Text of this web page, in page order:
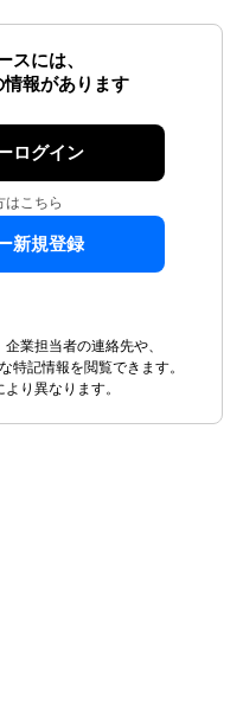
スには、
情報があります
ログイン
はこちら
新規登録
業担当者の連絡先や、
特記情報を閲覧できます。
り異なります。